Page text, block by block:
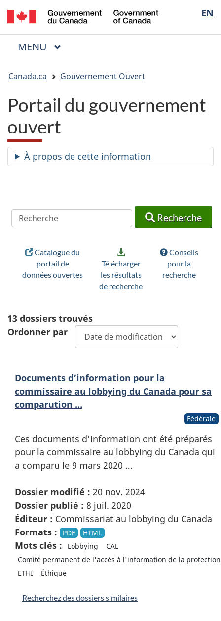
Passer
au
contenu
Passer
à
« Au
Passer
à
la
EN
of
Menu
MENU PRINCIPAL
êtes
ici
Canada.ca Gouvernement Ouvert
Portail du gouvernement
ouvert
À propos de cette information
Recherche
Recherche
Recherche
Catalogue du
portail de
données ouvertes
Télécharger
les résultats
de recherche
Conseils
pour la
recherche
13 dossiers trouvés
Ordonner par
Documents d’information pour la
commissaire au lobbying du Canada pour sa
comparution …
Fédérale
Ces documents d’information ont été préparés
pour la commissaire au lobbying du Canada qui
a comparu le 9 mars 2020 …
Dossier modifié : 20 nov. 2024
Dossier publié : 8 juil. 2020
Éditeur : Commissariat au lobbying du Canada
Formats :
PDF HTML
Mots clés : Lobbying
CAL
Comité permanent de l'accès à l'information de la
ETHI
Éthique
Recherchez des dossiers similaires